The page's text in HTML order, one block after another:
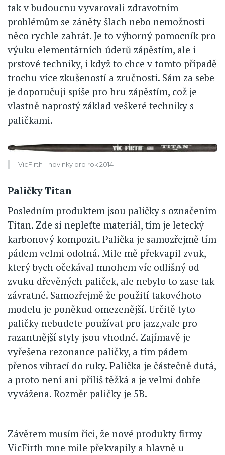
tak v budoucnu vyvarovali zdravotním
problémům se záněty šlach nebo nemožnosti
něco rychle zahrát. Je to výborný pomocník pro
výuku elementárních úderů zápěstím, ale i
prstové techniky, i když to chce v tomto případě
trochu více zkušeností a zručnosti. Sám za sebe
je doporučuji spíše pro hru zápěstím, což je
vlastně naprostý základ veškeré techniky s
paličkami.
VicFirth - novinky pro rok 2014
Paličky Titan
Posledním produktem jsou paličky s označením
Titan. Zde si nepleťte materiál, tím je letecký
karbonový kompozit. Palička je samozřejmě tím
pádem velmi odolná. Mile mě překvapil zvuk,
který bych očekával mnohem víc odlišný od
zvuku dřevěných paliček, ale nebylo to zase tak
závratné. Samozřejmě že použití takovéhoto
modelu je poněkud omezenější. Určitě tyto
paličky nebudete používat pro jazz,vale pro
razantnější styly jsou vhodné. Zajímavě je
vyřešena rezonance paličky, a tím pádem
přenos vibrací do ruky. Palička je částečně dutá,
a proto není ani příliš těžká a je velmi dobře
vyvážena. Rozměr paličky je 5B.
Závěrem musím říci, že nové produkty firmy
VicFirth mne mile překvapily a hlavně u